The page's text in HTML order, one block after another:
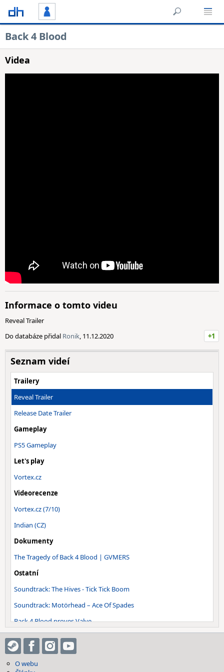
Back 4 Blood
Videa
Informace o tomto videu
Reveal Trailer
Do databáze přidal Ronik, 11.12.2020 +1
Seznam videí
Trailery
Reveal Trailer
Release Date Trailer
Gameplay
PS5 Gameplay
Let's play
Vortex.cz
Videorecenze
Vortex.cz (7/10)
Indian (CZ)
Dokumenty
The Tragedy of Back 4 Blood | GVMERS
Ostatní
Soundtrack: The Hives - Tick Tick Boom
Soundtrack: Motörhead – Ace Of Spades
Back 4 Blood proves Valve…
O webu